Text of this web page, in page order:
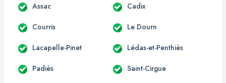
Assac Cadix
Courris Le Dourn
Lacapelle-Pinet Lédas-et-Penthiès
Padiès Saint-Cirgue